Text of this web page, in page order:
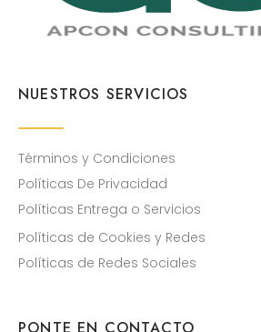
NUESTROS SERVICIOS
Términos y Condiciones
Políticas De Privacidad
Políticas Entrega o Servicios
Políticas de Cookies y Redes
Políticas de Redes Sociales